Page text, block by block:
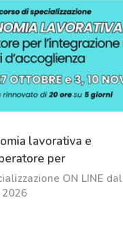
lavorativa e
per
ed. 7
ON LINE dal
2026